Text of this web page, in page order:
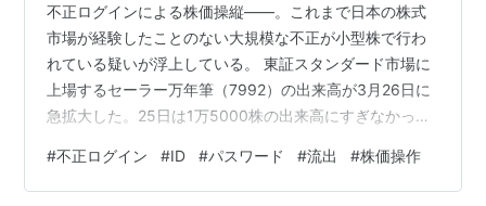
不正ログインによる株価操縦――。これまで日本の株式
市場が経験したことのない大規模な不正が小型株で行わ
れている疑いが浮上している。 東証スタンダード市場に
上場するセーラー万年筆（7992）の出来高が3月26日に
急拡大した。25日は1万5000株の出来高にすぎなかった
も前日の終値105円から、一時1.37倍の144円まで急騰し
た。 続きは⬇️ shikiho.toyokeizai.net
#不正ログイン #ID #パスワード #流出 #株価操作